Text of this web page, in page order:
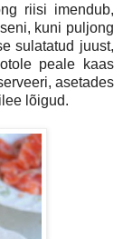
riisi imendub,
kuni puljong
sulatatud juust,
peale kaas
asetades
lõigud.